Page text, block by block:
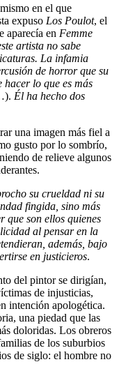
en el que
expuso Los Poulot, el
aparecía en Femme
artista no sabe
La infamia
de horror que su
hacer lo que es más
Él ha hecho dos
una imagen más fiel a
gusto por lo sombrío,
de relieve algunos
su crueldad ni su
fingida, sino más
que son ellos quienes
al pensar en la
además, bajo
en justicieros.
del pintor se dirigían,
de injusticias,
intención apologética.
una piedad que las
doloridas. Los obreros
de los suburbios
de siglo: el hombre no